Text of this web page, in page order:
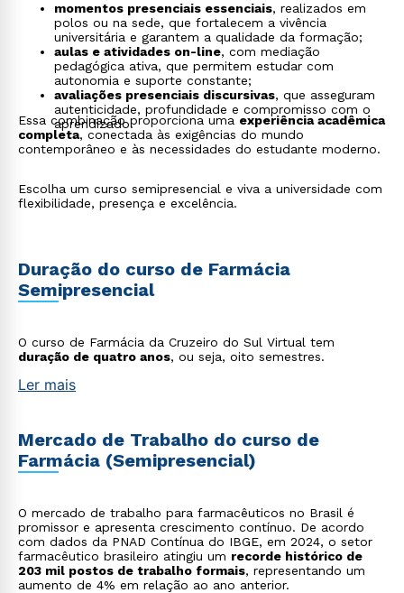
momentos presenciais essenciais, realizados em
polos ou na sede, que fortalecem a vivência
universitária e garantem a qualidade da formação;
aulas e atividades on-line, com mediação
pedagógica ativa, que permitem estudar com
autonomia e suporte constante;
avaliações presenciais discursivas, que asseguram
autenticidade, profundidade e compromisso com o
aprendizado.
Essa combinação proporciona uma experiência acadêmica
completa, conectada às exigências do mundo
contemporâneo e às necessidades do estudante moderno.
Escolha um curso semipresencial e viva a universidade com
flexibilidade, presença e excelência.
Duração do curso de Farmácia
Semipresencial
O curso de Farmácia da Cruzeiro do Sul Virtual tem
duração de quatro anos, ou seja, oito semestres.
Ler mais
Mercado de Trabalho do curso de
Farmácia (Semipresencial)
O mercado de trabalho para farmacêuticos no Brasil é
promissor e apresenta crescimento contínuo. De acordo
com dados da PNAD Contínua do IBGE, em 2024, o setor
farmacêutico brasileiro atingiu um recorde histórico de
203 mil postos de trabalho formais, representando um
aumento de 4% em relação ao ano anterior.